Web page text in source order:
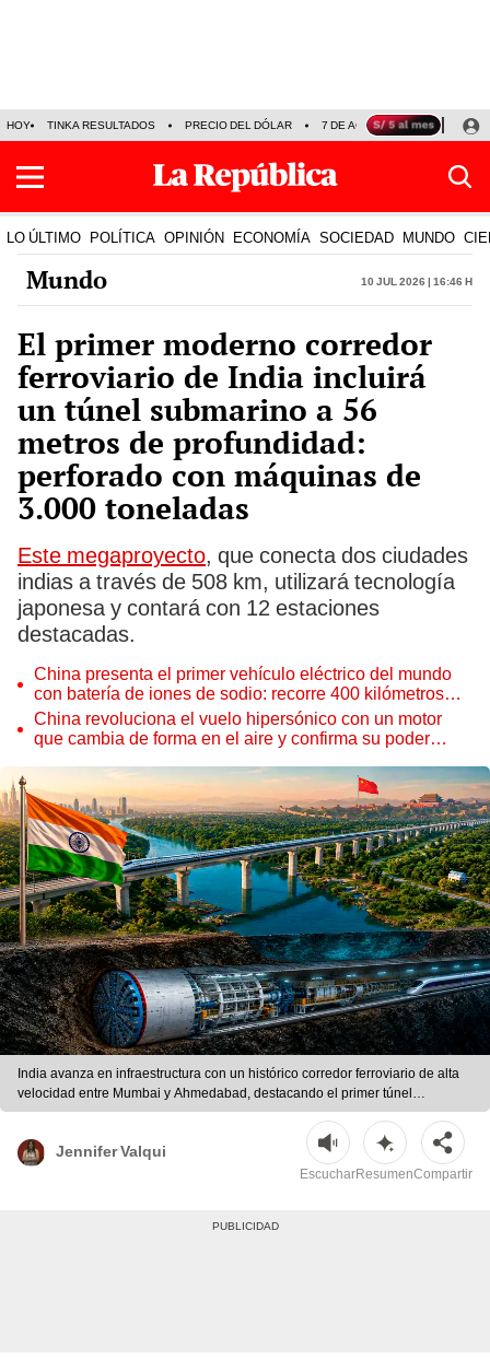
HOY TINKA RESULTADOS PRECIO DEL DÓLAR 7 DE AGOSTO OLLANTA
LO ÚLTIMO POLÍTICA OPINIÓN ECONOMÍA SOCIEDAD MUNDO
Mundo 10 Jul 2026 | 16:46 h
El primer moderno corredor
ferroviario de India incluirá
un túnel submarino a 56
metros de profundidad:
perforado con máquinas de
3.000 toneladas
Este megaproyecto, que conecta dos ciudades
indias a través de 508 km, utilizará tecnología
japonesa y contará con 12 estaciones
destacadas.
China presenta el primer vehículo eléctrico del mundo
con batería de iones de sodio: recorre 400 kilómetros
con una sola carga
China revoluciona el vuelo hipersónico con un motor
que cambia de forma en el aire y confirma su poder
India avanza en infraestructura con un histórico corredor ferroviario de alta
velocidad entre Mumbai y Ahmedabad, destacando el primer túnel
submarino del país. | Ilustración LR/CDN/Reddit/ChatGPT
Jennifer Valqui
EscucharResumenCompartir